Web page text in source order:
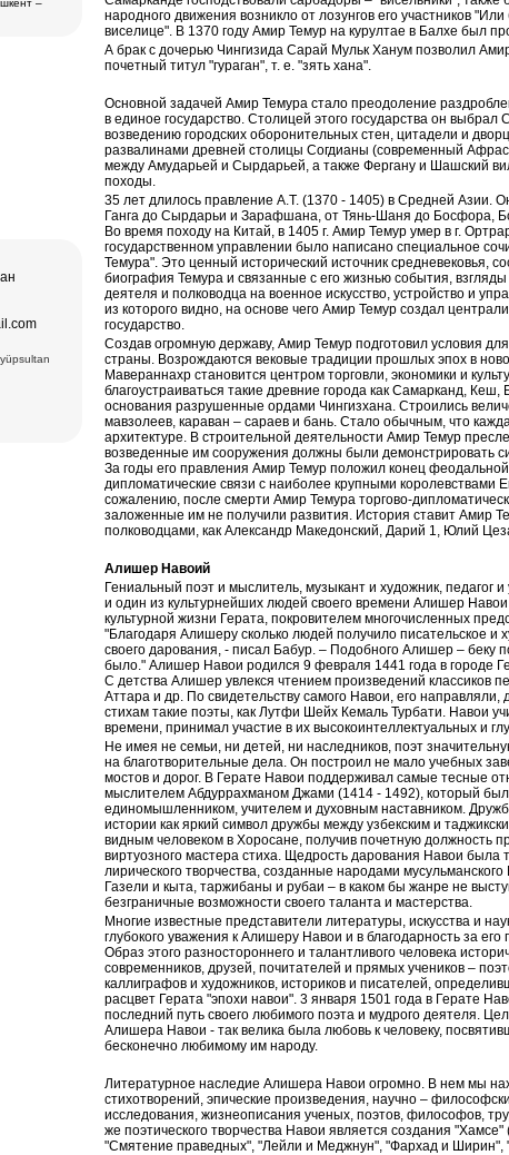
в
(XIX в.);
су.
Медресе
Биби-
ковровая
вв.)
Мири
Заргарон
Ляби-
–
народного движения возникло от лозунгов его участников
виселице". В 1370 году Амир Темур на курултае в Балхе был
А брак с дочерью Чингизида Сарай Мульк Ханум позволил
почетный титул "гураган", т. е. "зять хана".
Основной задачей Амир Темура стало преодоление
в единое государство. Столицей этого государства он выбрал
возведению городских оборонительных стен, цитадели и
развалинами древней столицы Согдианы (современный
между Амударьей и Сырдарьей, а также Фергану и Шашский
походы.
35 лет длилось правление А.Т. (1370 - 1405) в Средней Азии.
Ганга до Сырдарьи и Зарафшана, от Тянь-Шаня до Босфора,
Во время походу на Китай, в 1405 г. Амир Темур умер в г.
государственном управлении было написано специальное
Темура". Это ценный исторический источник средневековья,
биография Темура и связанные с его жизнью события,
деятеля и полководца на военное искусство, устройство и
из которого видно, на основе чего Амир Темур создал
государство.
Создав огромную державу, Амир Темур подготовил условия для
страны. Возрождаются вековые традиции прошлых эпох в
Мавераннахр становится центром торговли, экономики и
благоустраиваться такие древние города как Самарканд,
основания разрушенные ордами Чингизхана. Строились
мавзолеев, караван – сараев и бань. Стало обычным, что
архитектуре. В строительной деятельности Амир Темур
возведенные им сооружения должны были демонстрировать
За годы его правления Амир Темур положил конец
дипломатические связи с наиболее крупными королевствами
сожалению, после смерти Амир Темура торгово-
заложенные им не получили развития. История ставит Амир
полководцами, как Александр Македонский, Дарий 1, Юлий
Алишер Навоий
Гениальный поэт и мыслитель, музыкант и художник, педагог
и один из культурнейших людей своего времени Алишер
культурной жизни Герата, покровителем многочисленных
"Благодаря Алишеру сколько людей получило писательское и
своего дарования, - писал Бабур. – Подобного Алишер – беку
было." Алишер Навои родился 9 февраля 1441 года в городе
С детства Алишер увлекся чтением произведений классиков
Аттара и др. По свидетельству самого Навои, его
стихам такие поэты, как Лутфи Шейх Кемаль Турбати. Навои
времени, принимал участие в их высокоинтеллектуальных и
Не имея не семьи, ни детей, ни наследников, поэт
на благотворительные дела. Он построил не мало учебных
мостов и дорог. В Герате Навои поддерживал самые тесные
мыслителем Абдуррахманом Джами (1414 - 1492), который
единомышленником, учителем и духовным наставником.
истории как яркий символ дружбы между узбекским и
видным человеком в Хоросане, получив почетную должность
виртуозного мастера стиха. Щедрость дарования Навои была
лирического творчества, созданные народами
Газели и кыта, таржибаны и рубаи – в каком бы жанре не
безграничные возможности своего таланта и мастерства.
Многие известные представители литературы, искусства и
глубокого уважения к Алишеру Навои и в благодарность за
Образ этого разностороннего и талантливого человека
современников, друзей, почитателей и прямых учеников –
каллиграфов и художников, историков и писателей,
расцвет Герата "эпохи навои". 3 января 1501 года в Герате
последний путь своего любимого поэта и мудрого деятеля.
Алишера Навои - так велика была любовь к человеку,
бесконечно любимому им народу.
Литературное наследие Алишера Навои огромно. В нем мы
стихотворений, эпические произведения, научно –
исследования, жизнеописания ученых, поэтов, философов,
же поэтического творчества Навои является создания
"Смятение праведных", "Лейли и Меджнун", "Фархад и Ширин",